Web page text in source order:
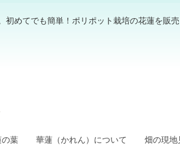
めてでも簡単！ポリポット栽培の花蓮を販
の葉 華蓮（かれん）について 畑の現地